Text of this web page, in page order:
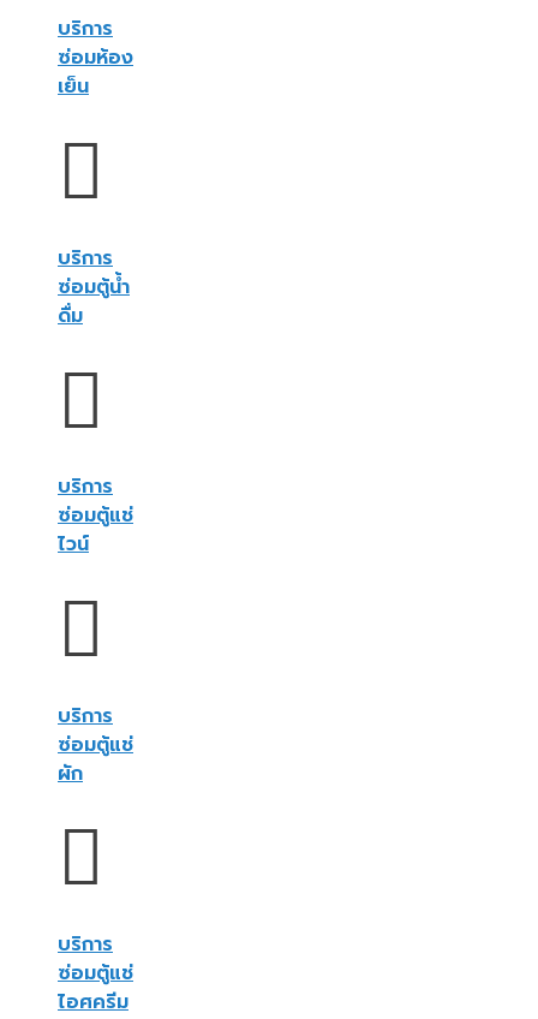
บริการ
ซ่อมห้อง
เย็น
บริการ
ซ่อมตู้น้ำ
ดื่ม
บริการ
ซ่อมตู้แช่
ไวน์
บริการ
ซ่อมตู้แช่
ผัก
บริการ
ซ่อมตู้แช่
ไอศครีม